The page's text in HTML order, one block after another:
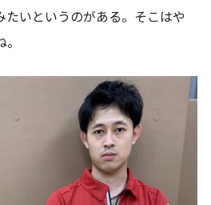
たいというのがある。そこはや